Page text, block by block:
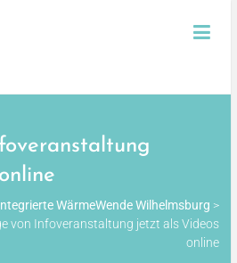
WärmeWende Wilhelmsburg >
von Infoveranstaltung jetzt als Videos
online